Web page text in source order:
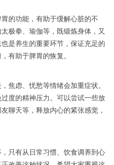
的功能，有助于缓解心脏的不
极拳、瑜伽等，既锻炼身体，又
是养生的重要环节，保证充足的
有助于脾胃的恢复。
焦虑、忧愁等情绪会加重症状。
度的精神压力。可以尝试一些放
聊天等，释放内心的紧张感觉，
只有从日常习惯、饮食调养到心